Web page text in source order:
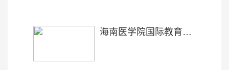
海南医学院国际教育学院考勤管理细则